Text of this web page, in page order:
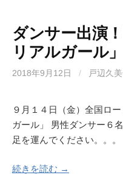
ダンサー出演
リアルガール」
2018年9月12日 / 戸辺久
９月１４日（金）全国ロ
ガール」 男性ダンサー６
足を運んでください。。
続きを読む →